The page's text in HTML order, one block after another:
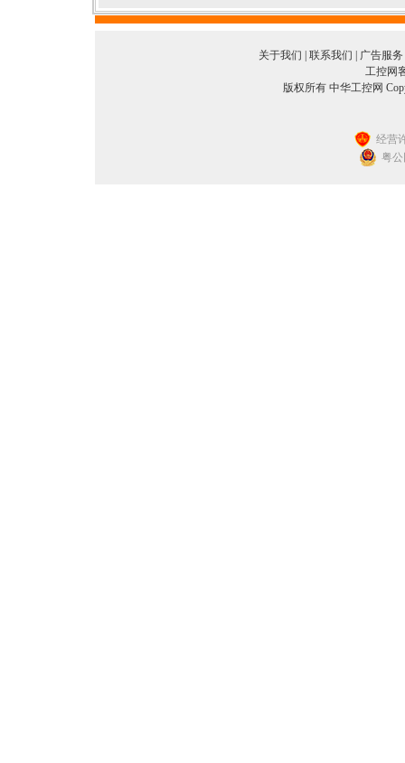
关于我们 联系我们 广告服务
工控网
版权所有 中华工控网
经营
粤公